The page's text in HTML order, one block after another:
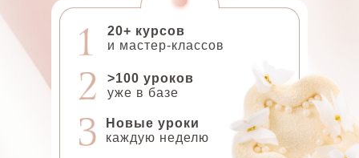
20+ курсов
и мастер-классов
уже в базе
каждую неделю
>100 уроков
Новые уроки